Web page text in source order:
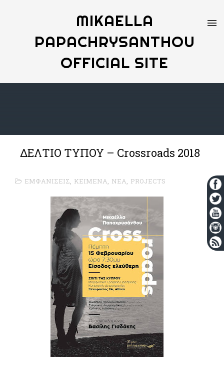
MIKAELLA
PAPACHRYSANTHOU
OFFICIAL SITE
ΔΕΛΤΙΟ ΤΥΠΟΥ – Crossroads 2018
ΕΜΦΑΝΙΣΕΙΣ, ΚΕΙΜΕΝΑ, ΝΕΑ, PROJECTS